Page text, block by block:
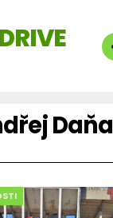
Daňa